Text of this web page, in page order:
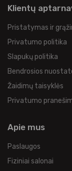
Klientų
Pristatymas ir
Privatumo politika
Slapukų politika
Bendrosios
Žaidimų taisyklės
Privatumo
Apie mus
Paslaugos
Fiziniai salonai